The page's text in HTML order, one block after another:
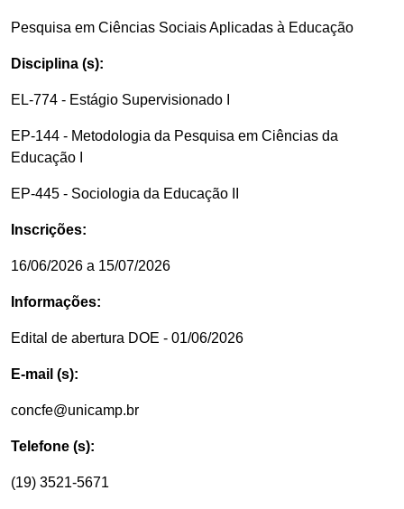
Pesquisa em Ciências Sociais Aplicadas à Educação
Disciplina (s):
EL-774 - Estágio Supervisionado I
EP-144 - Metodologia da Pesquisa em Ciências da
Educação I
EP-445 - Sociologia da Educação II
Inscrições:
16/06/2026 a 15/07/2026
Informações:
Edital de abertura DOE - 01/06/2026
E-mail (s):
concfe@unicamp.br
Telefone (s):
(19) 3521-5671